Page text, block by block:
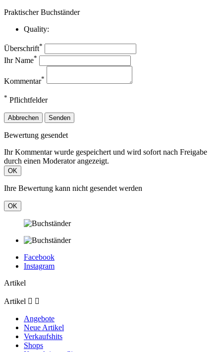
Praktischer Buchständer
Quality:
Überschrift*
Ihr Name*
Kommentar*
* Pflichtfelder
Abbrechen Senden
Bewertung gesendet
Ihr Kommentar wurde gespeichert und wird sofort nach Freigabe
durch einen Moderator angezeigt.
OK
Ihre Bewertung kann nicht gesendet werden
OK
Facebook
Instagram
Artikel
Artikel  
Angebote
Neue Artikel
Verkaufshits
Shops